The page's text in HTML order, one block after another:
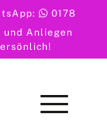
0178
und Anliegen